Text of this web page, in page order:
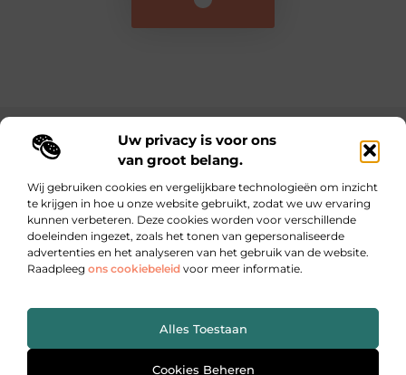
Uw privacy is voor ons
van groot belang.
Wij gebruiken cookies en vergelijkbare technologieën om inzicht
te krijgen in hoe u onze website gebruikt, zodat we uw ervaring
kunnen verbeteren. Deze cookies worden voor verschillende
doeleinden ingezet, zoals het tonen van gepersonaliseerde
advertenties en het analyseren van het gebruik van de website.
Raadpleeg ons cookiebeleid voor meer informatie.
Alles Toestaan
Cookies Beheren
Main Links
Dagelijks inspiratie, inzichten en tips op lebestiaire.be
Waar kleine ideeën grote impact maken.
www.lebestiaire.be.